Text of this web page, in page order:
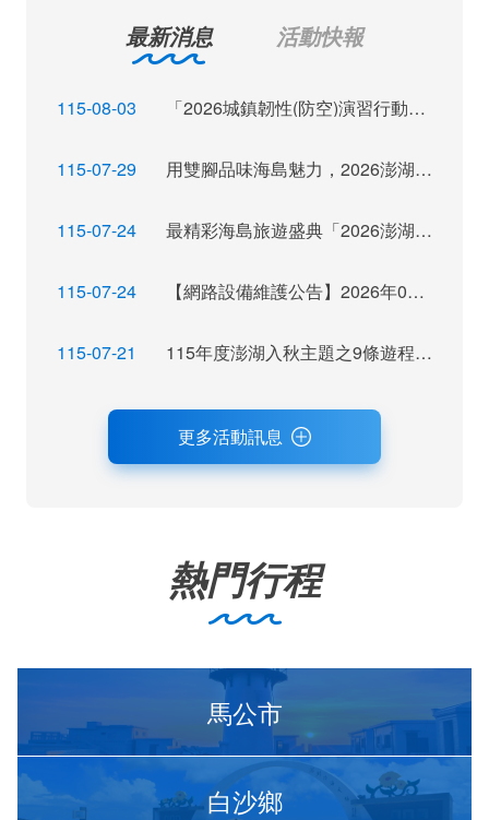
最新消息
115-08-03 「2026城鎮韌性(防空)演習行動網路降速演練」訊息布達
115-07-29 用雙腳品味海島魅力，2026澎湖秋季觀光運動休閒主題活動報名倒數
115-07-24 最精彩海島旅遊盛典「2026澎湖秋瘋季」魅力登場
115-07-24 【網路設備維護公告】2026年07月28日（二）22：00~ 24:00 屆時將暫停網站服務，不便之處，尚祈見諒。
115-07-21 115年度澎湖入秋主題之9條遊程獲選，攜手業者拓展旅遊市場及客源
更多活動訊息
活動快報
熱門行程
馬公市
白沙鄉